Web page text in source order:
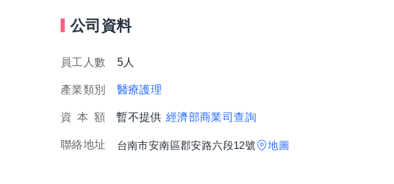
公司資料
員工人數 5人
產業類別 醫療護理
資 本 額 暫不提供 經濟部商業司查詢
聯絡地址 台南市安南區郡安路六段12號 地圖